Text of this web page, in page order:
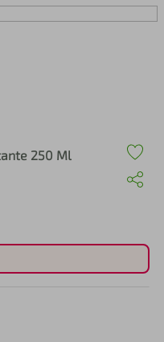
250 Ml